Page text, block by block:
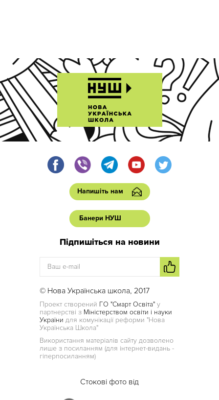
Напишіть нам
Банери НУШ
Підпишіться на новини
© Нова Українська школа, 2017
Проект створений ГО "Смарт Освіта" у
партнерстві з Міністерством освіти і науки
України для комунікації реформи "Нова
Українська Школа"
Використання матеріалів сайту дозволено
лише з посиланням (для інтернет-видань -
гіперпосиланням)
Стокові фото від